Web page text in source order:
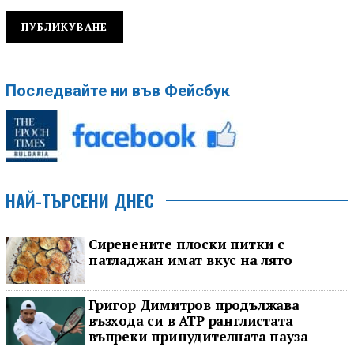
Последвайте ни във Фейсбук
НАЙ-ТЪРСЕНИ ДНЕС
Сиренените плоски питки с
патладжан имат вкус на лято
Григор Димитров продължава
възхода си в ATP ранглистата
въпреки принудителната пауза